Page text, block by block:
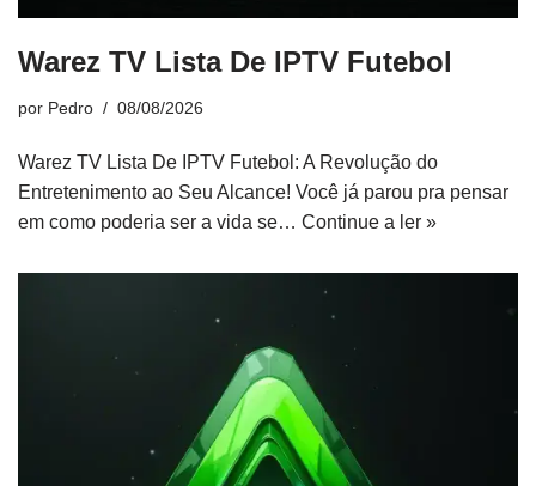
Warez TV Lista De IPTV Futebol
por Pedro 08/08/2026
Warez TV Lista De IPTV Futebol: A Revolução do
Entretenimento ao Seu Alcance! Você já parou pra pensar
em como poderia ser a vida se… Continue a ler »